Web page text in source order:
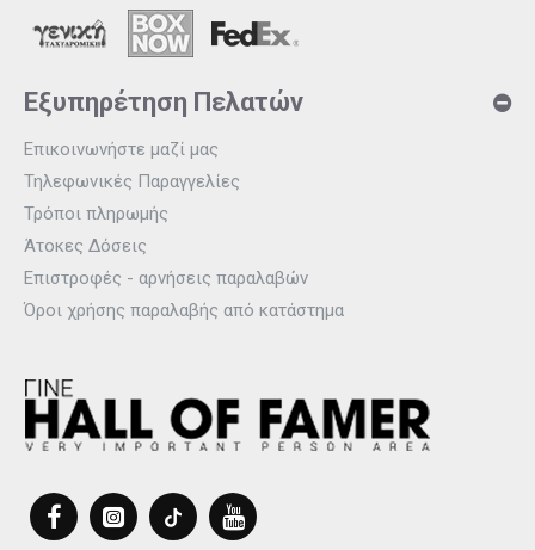
Εξυπηρέτηση Πελατών
Επικοινωνήστε μαζί μας
Τηλεφωνικές Παραγγελίες
Τρόποι πληρωμής
Άτοκες Δόσεις
Επιστροφές - αρνήσεις παραλαβών
Όροι χρήσης παραλαβής από κατάστημα